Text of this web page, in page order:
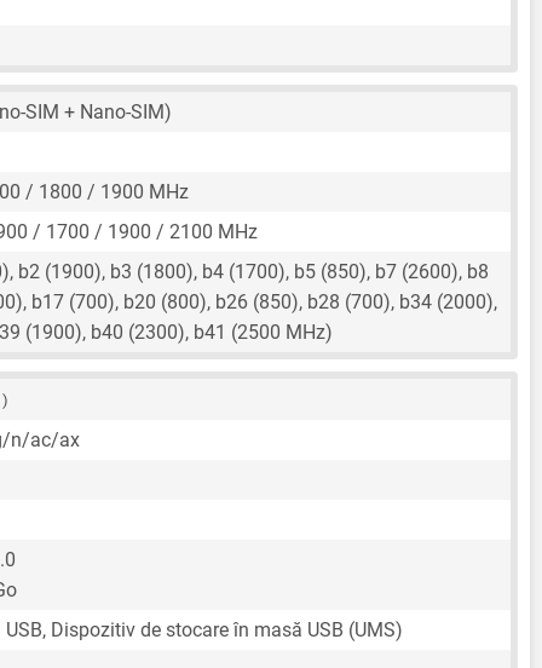
SIM + Nano-SIM)
/ 1800 / 1900 MHz
/ 1700 / 1900 / 2100 MHz
b2 (1900), b3 (1800), b4 (1700), b5 (850), b7 (2600), b8
b17 (700), b20 (800), b26 (850), b28 (700), b34 (2000),
(1900), b40 (2300), b41 (2500 MHz)
n/ac/ax
Dispozitiv de stocare în masă USB (UMS)